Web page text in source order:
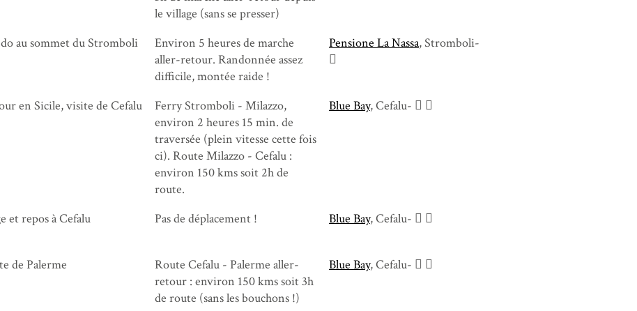
le village (sans se presser)
au sommet du Stromboli
Environ 5 heures de marche
aller-retour. Randonnée assez
difficile, montée raide !
Pensione La Nassa, Stromboli-
en Sicile, visite de Cefalu
Ferry Stromboli - Milazzo,
environ 2 heures 15 min. de
traversée (plein vitesse cette fois
ci). Route Milazzo - Cefalu :
environ 150 kms soit 2h de
route.
Blue Bay, Cefalu-
et repos à Cefalu Pas de déplacement ! Blue Bay, Cefalu-
de Palerme
Route Cefalu - Palerme aller-
retour : environ 150 kms soit 3h
de route (sans les bouchons !)
Blue Bay, Cefalu-